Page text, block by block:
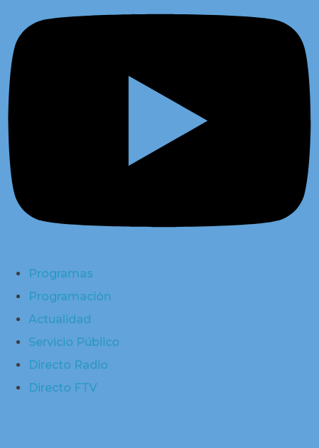
Programas
Programación
Actualidad
Servicio Público
Directo Radio
Directo FTV